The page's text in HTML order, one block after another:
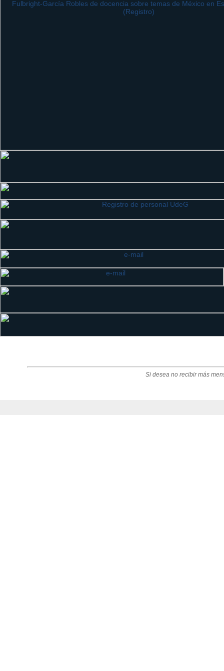
Si desea no recibir más